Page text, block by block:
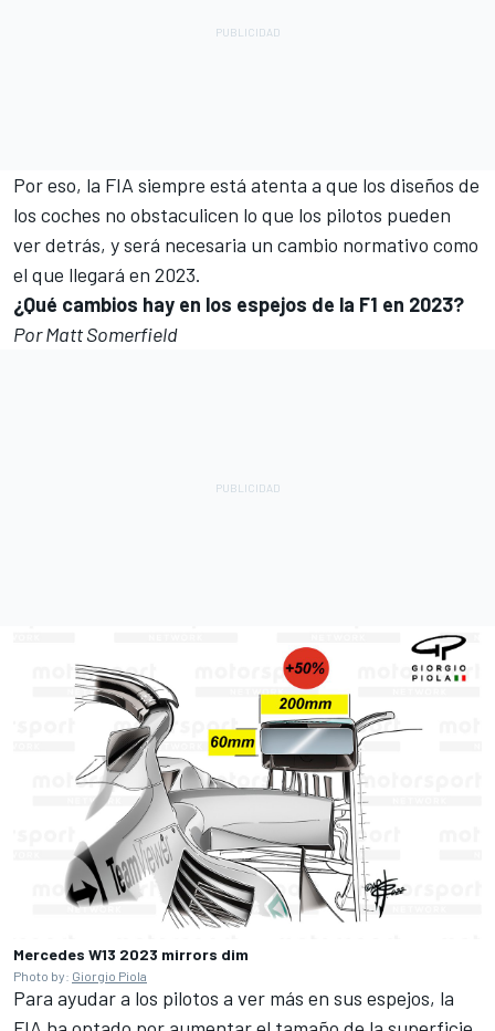
Por eso, la FIA siempre está atenta a que los diseños de
los coches no obstaculicen lo que los pilotos pueden
ver detrás, y será necesaria un cambio normativo como
el que llegará en 2023.
¿Qué cambios hay en los espejos de la F1 en 2023?
Por Matt Somerfield
Mercedes W13 2023 mirrors dim
Photo by: Giorgio Piola
Para ayudar a los pilotos a ver más en sus espejos, la